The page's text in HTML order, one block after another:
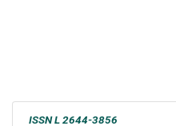
ISSNL 2644-3856